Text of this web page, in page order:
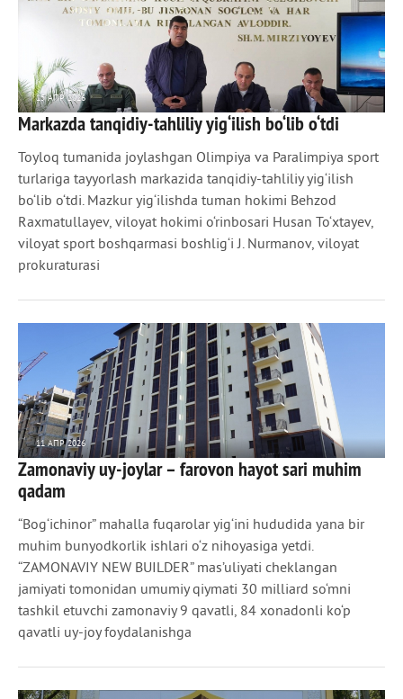
15 АПР 2026
325 0
Markazda tanqidiy-tahliliy yig‘ilish bo‘lib o‘tdi
Toyloq tumanida joylashgan Olimpiya va Paralimpiya sport
turlariga tayyorlash markazida tanqidiy-tahliliy yig‘ilish
bo‘lib o‘tdi. Mazkur yig‘ilishda tuman hokimi Behzod
Raxmatullayev, viloyat hokimi o‘rinbosari Husan To‘xtayev,
viloyat sport boshqarmasi boshlig‘i J. Nurmanov, viloyat
prokuraturasi
11 АПР 2026
306 0
Zamonaviy uy-joylar – farovon hayot sari muhim
qadam
“Bog‘ichinor” mahalla fuqarolar yig‘ini hududida yana bir
muhim bunyodkorlik ishlari o‘z nihoyasiga yetdi.
“ZAMONAVIY NEW BUILDER” mas’uliyati cheklangan
jamiyati tomonidan umumiy qiymati 30 milliard so‘mni
tashkil etuvchi zamonaviy 9 qavatli, 84 xonadonli ko‘p
qavatli uy-joy foydalanishga